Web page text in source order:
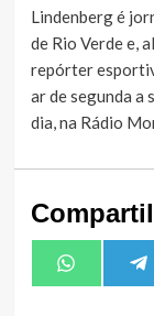
Lindenberg é
de Rio Verde e,
repórter
ar de segunda a
dia, na Rádio
Share
on
WhatsApp